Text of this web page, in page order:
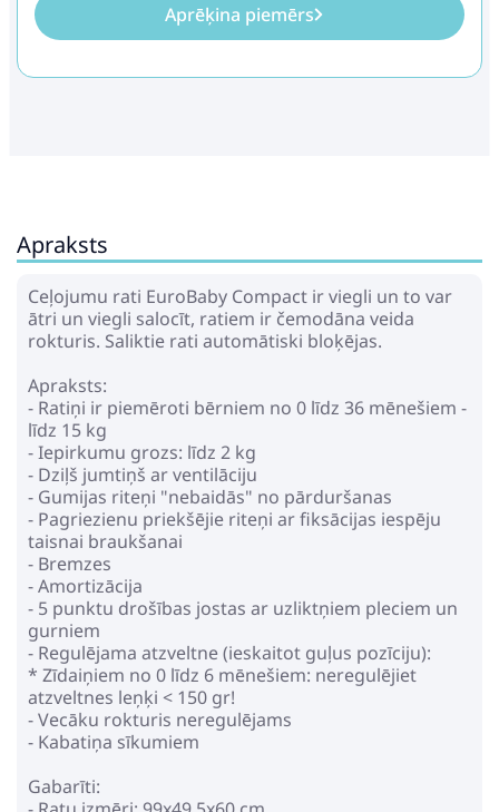
Aprēķina piemērs
Apraksts
Ceļojumu rati EuroBaby Compact ir viegli un to var
ātri un viegli salocīt, ratiem ir čemodāna veida
rokturis. Saliktie rati automātiski bloķējas.
Apraksts:
- Ratiņi ir piemēroti bērniem no 0 līdz 36 mēnešiem -
līdz 15 kg
- Iepirkumu grozs: līdz 2 kg
- Dziļš jumtiņš ar ventilāciju
- Gumijas riteņi "nebaidās" no pārduršanas
- Pagriezienu priekšējie riteņi ar fiksācijas iespēju
taisnai braukšanai
- Bremzes
- Amortizācija
- 5 punktu drošības jostas ar uzliktņiem pleciem un
gurniem
- Regulējama atzveltne (ieskaitot guļus pozīciju):
* Zīdaiņiem no 0 līdz 6 mēnešiem: neregulējiet
atzveltnes leņķi < 150 gr!
- Vecāku rokturis neregulējams
- Kabatiņa sīkumiem
Gabarīti: